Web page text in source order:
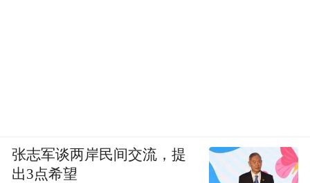
张志军谈两岸民间交流，提
出3点希望